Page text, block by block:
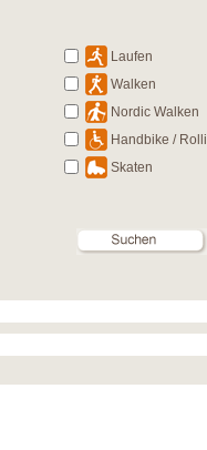
Laufen
Walken
Nordic Walken
Handbike / Rolli
Skaten